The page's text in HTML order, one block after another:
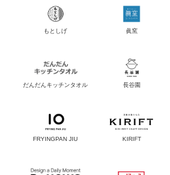
もとしげ 眞窯
だんだんキッチンタオル 長谷園
FRYINGPAN JIU KIRIFT